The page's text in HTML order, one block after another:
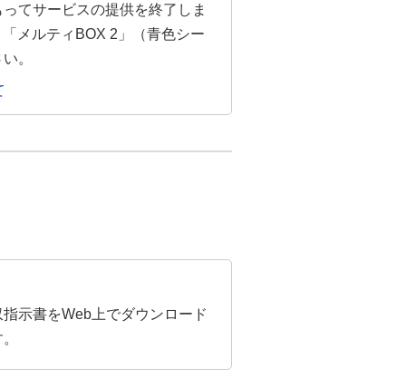
てサービスの提供を終了しま
メルティBOX 2」（青色シー
。
示書をWeb上でダウンロード